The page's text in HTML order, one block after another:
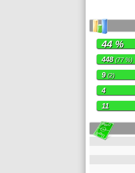
44 %
448(77 %)
9(2)
4
11